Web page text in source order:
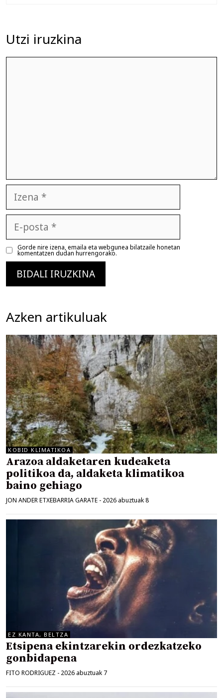
Utzi iruzkina
posta
Gorde nire izena, emaila eta webgunea bilatzaile honetan
komentatzen dudan hurrengorako.
Azken artikuluak
KOBID KLIMATIKOA
Arazoa aldaketaren kudeaketa
politikoa da, aldaketa klimatikoa
baino gehiago
JON ANDER ETXEBARRIA GARATE - 2026 abuztuak 8
EZ KANTA, BELTZA
Etsipena ekintzarekin ordezkatzeko
gonbidapena
FITO RODRIGUEZ - 2026 abuztuak 7